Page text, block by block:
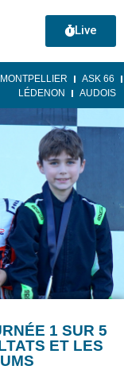
Live
MONTPELLIER
ASK 66
LÉDENON
AUDOIS
1 SUR 5
ET LES